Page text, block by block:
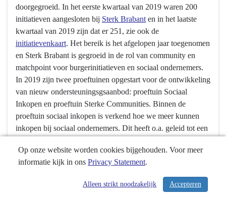
Hebben
bereikt
wilden
bereiken?
Sociale
Veerkracht
Hebben
we
bereikt
wat
we
wilden
bereiken?
versterken
doorgegroeid. In het eerste kwartaal van 2019 waren 200
initiatieven aangesloten bij Sterk Brabant en in het laatste
kwartaal van 2019 zijn dat er 251, zie ook de
initiatievenkaart. Het bereik is het afgelopen jaar toegenomen
en Sterk Brabant is gegroeid in de rol van community en
matchpoint voor burgerinitiatieven en sociaal ondernemers.
In 2019 zijn twee proeftuinen opgestart voor de ontwikkeling
van nieuw ondersteuningsgsaanbod: proeftuin Sociaal
Inkopen en proeftuin Sterke Communities. Binnen de
proeftuin sociaal inkopen is verkend hoe we meer kunnen
inkopen bij sociaal ondernemers. Dit heeft o.a. geleid tot een
impact de rem eraf. In de proeftuin Sterke Communities zijn
we opzoek gegaan naar kennis en praktische mogelijkheden
om sterke communities te bouwen met als doel
maatschappelijke initiatieven helpen om strategischer te
/ 334
Op onze website worden cookies bijgehouden. Voor meer
informatie kijk in ons Privacy Statement.
Accepteren
Alleen strikt noodzakelijk